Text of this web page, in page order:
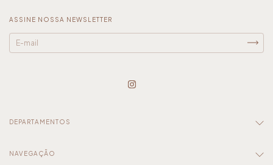
ASSINE NOSSA NEWSLETTER
DEPARTAMENTOS
NAVEGAÇÃO